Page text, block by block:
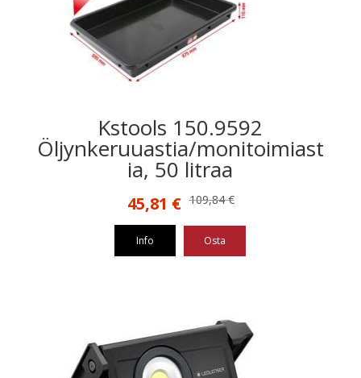
Kstools 150.9592
Öljynkeruuastia/monitoimiast
ia, 50 litraa
109,84€
Alkuperäinen
109,84 €.
45,81 €Nykyinen
45,81 €.
Info Osta